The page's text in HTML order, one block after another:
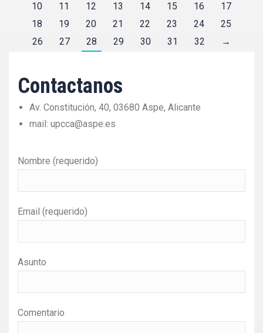
10
11 12 13 14 15 16
17
18
19 20 21 22 23 24
25
26
27 28 29 30 31 32 →
Contactanos
Av. Constitución, 40, 03680 Aspe, Alicante
mail: upcca@aspe.es
Nombre (requerido)
Email (requerido)
Asunto
Comentario